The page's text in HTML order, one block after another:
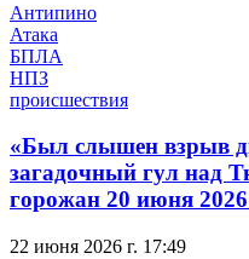
Антипино
Атака
БПЛА
НПЗ
происшествия
«Был слышен взрыв
загадочный гул над
горожан 20 июня 2026
22 июня 2026 г. 17:49